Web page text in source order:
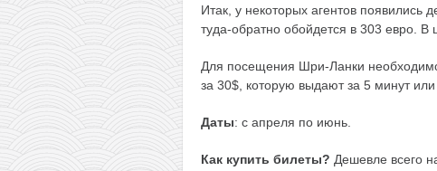
Итак, у некоторых агентов
туда-обратно обойдется в 303 евро. В
Для посещения Шри-Ланки
за 30$, которую выдают за 5 минут или
Даты: с апреля по июнь.
Как купить билеты? Дешевле всего